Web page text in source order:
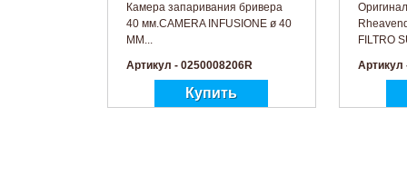
Камера запаривания бривера
40 мм.CAMERA INFUSIONE ø 40
MM...
Артикул - 0250008206R
FILTRO
Артикул